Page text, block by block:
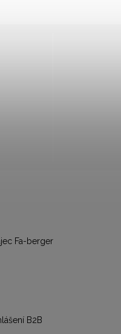
Fa-berger
B2B